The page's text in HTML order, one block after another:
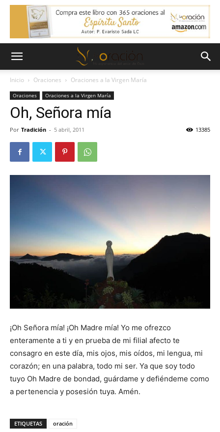
Inicio Oraciones Oraciones a la Virgen María
Oraciones Oraciones a la Virgen María
Oh, Señora mía
Por Tradición - 5 abril, 2011 13385
¡Oh Señora mía! ¡Oh Madre mía! Yo me ofrezco
enteramente a ti y en prueba de mi filial afecto te
consagro en este día, mis ojos, mis oídos, mi lengua, mi
corazón; en una palabra, todo mi ser. Ya que soy todo
tuyo Oh Madre de bondad, guárdame y defiéndeme como
a pertenencia y posesión tuya. Amén.
ETIQUETAS oración